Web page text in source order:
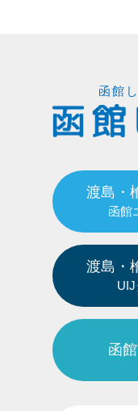
函館
渡島・
函館
渡島・
函